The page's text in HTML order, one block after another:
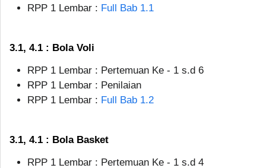
RPP 1 Lembar : Full Bab 1.1
3.1, 4.1 : Bola Voli
RPP 1 Lembar : Pertemuan Ke - 1 s.d 6
RPP 1 Lembar : Penilaian
RPP 1 Lembar : Full Bab 1.2
3.1, 4.1 : Bola Basket
RPP 1 Lembar : Pertemuan Ke - 1 s.d 4